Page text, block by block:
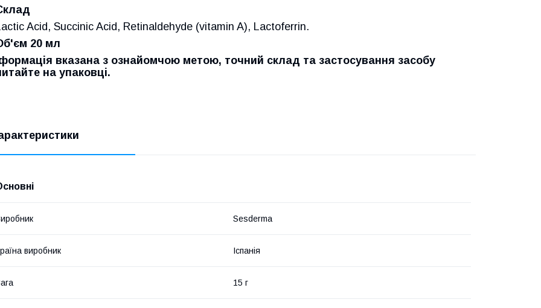
Acid, Succinic Acid, Retinaldehyde (vitamin A), Lactoferrin.
20 мл
вказана з ознайомчою метою, точний склад та застосування засобу
на упаковці.
Sesderma
виробник Іспанія
15 г